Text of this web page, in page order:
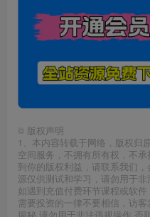
© 版权声明
1、本内容转载于网络，版权归
空间服务，不拥有所有权，不
到你的版权利益，请联系我们
源仅供测试和学习，请勿用于非
如遇到充值付费环节课程或软
需要投资的一律不要相信，访